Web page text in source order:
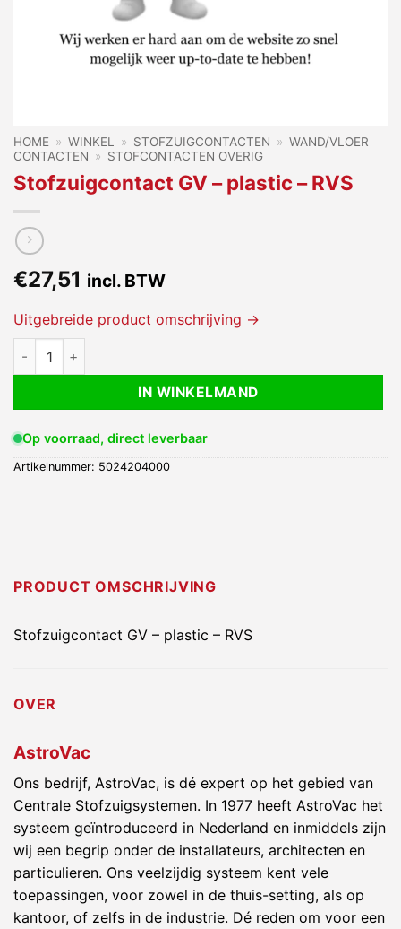
HOME » WINKEL » STOFZUIGCONTACTEN » WAND/VLOER
CONTACTEN » STOFCONTACTEN OVERIG
Stofzuigcontact GV – plastic – RVS
€27,51 incl. BTW
Uitgebreide product omschrijving →
Stofzuigcontact GV - plastic - RVS aantal
IN WINKELMAND
Op voorraad, direct leverbaar
Artikelnummer: 5024204000
PRODUCT OMSCHRIJVING
Stofzuigcontact GV – plastic – RVS
OVER
AstroVac
Ons bedrijf, AstroVac, is dé expert op het gebied van
Centrale Stofzuigsystemen. In 1977 heeft AstroVac het
systeem geïntroduceerd in Nederland en inmiddels zijn
wij een begrip onder de installateurs, architecten en
particulieren. Ons veelzijdig systeem kent vele
toepassingen, voor zowel in de thuis-setting, als op
kantoor, of zelfs in de industrie. Dé reden om voor een